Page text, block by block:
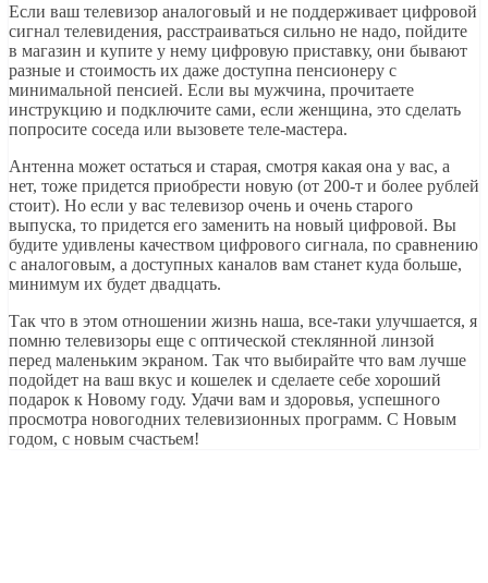
Если ваш телевизор аналоговый и не поддерживает цифровой
сигнал телевидения, расстраиваться сильно не надо, пойдите
в магазин и купите у нему цифровую приставку, они бывают
разные и стоимость их даже доступна пенсионеру с
минимальной пенсией. Если вы мужчина, прочитаете
инструкцию и подключите сами, если женщина, это сделать
попросите соседа или вызовете теле-мастера.
Антенна может остаться и старая, смотря какая она у вас, а
нет, тоже придется приобрести новую (от 200-т и более рублей
стоит). Но если у вас телевизор очень и очень старого
выпуска, то придется его заменить на новый цифровой. Вы
будите удивлены качеством цифрового сигнала, по сравнению
с аналоговым, а доступных каналов вам станет куда больше,
минимум их будет двадцать.
Так что в этом отношении жизнь наша, все-таки улучшается, я
помню телевизоры еще с оптической стеклянной линзой
перед маленьким экраном. Так что выбирайте что вам лучше
подойдет на ваш вкус и кошелек и сделаете себе хороший
подарок к Новому году. Удачи вам и здоровья, успешного
просмотра новогодних телевизионных программ. С Новым
годом, с новым счастьем!